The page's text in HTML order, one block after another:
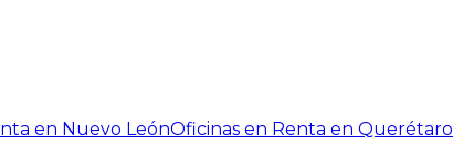
en Nuevo LeónOficinas en Renta en Querétaro